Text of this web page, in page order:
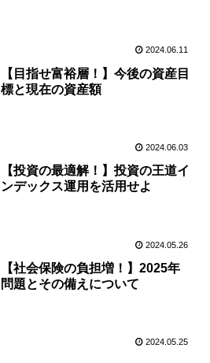
2024.06.11
【目指せ富裕層！】今後の資産目
標と現在の資産額
2024.06.03
【投資の最適解！】投資の王道イ
ンデックス運用を活用せよ
2024.05.26
【社会保険の負担増！】2025年
問題とその備えについて
2024.05.25